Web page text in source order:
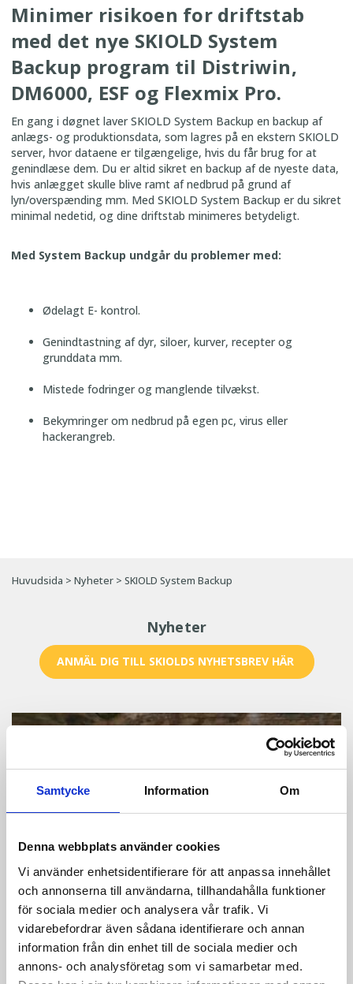
Samtycke Information Om
Denna webbplats använder cookies
Vi använder enhetsidentifierare för att anpassa innehållet
och annonserna till användarna, tillhandahålla funktioner
för sociala medier och analysera vår trafik. Vi
vidarebefordrar även sådana identifierare och annan
information från din enhet till de sociala medier och
annons- och analysföretag som vi samarbetar med.
Minimer risikoen for driftstab
med det nye SKIOLD System
Backup program til Distriwin,
DM6000, ESF og Flexmix Pro.
En gang i døgnet laver SKIOLD System Backup en backup af
anlægs- og produktionsdata, som lagres på en ekstern SKIOLD
server, hvor dataene er tilgængelige, hvis du får brug for at
genindlæse dem. Du er altid sikret en backup af de nyeste data,
hvis anlægget skulle blive ramt af nedbrud på grund af
lyn/overspænding mm. Med SKIOLD System Backup er du sikret
minimal nedetid, og dine driftstab minimeres betydeligt.
Med System Backup undgår du problemer med:
Ødelagt E- kontrol.
Genindtastning af dyr, siloer, kurver, recepter og
grunddata mm.
Mistede fodringer og manglende tilvækst.
Bekymringer om nedbrud på egen pc, virus eller
hackerangreb.
Huvudsida > Nyheter > SKIOLD System Backup
Nyheter
ANMÄL DIG TILL SKIOLDS NYHETSBREV HÄR
SKIOLD gør dig klar til vinteren!